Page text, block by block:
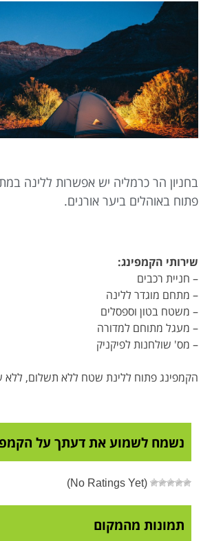
בחניון הר כרמליה יש אפשרות ללינה
פתוח באוהלים ביער אורנים.
שירותי הקמפינג:
– חניית רכבים
– מתחם מוגדר ללינה
– משטח בטון וספסלים
– מעגל מתוחם למדורה
– מס' שולחנות לפיקניק
הקמפינג פתוח ללינת שטח ללא תשלום, ללא
נשמח לשמוע את דעתך על
(No Ratings Yet)
תמונות מהמקום